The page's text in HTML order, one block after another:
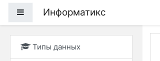
Боковая панель
Информатикс
Типы данных